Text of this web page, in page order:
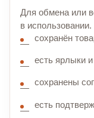
Для обмена или
в использовании.
сохранён
есть ярлыки
сохранены
есть